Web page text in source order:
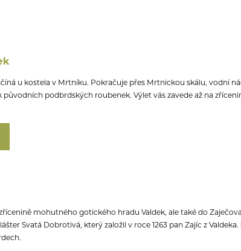
u kostela v Mrtníku. Pokračuje přes Mrtnickou skálu, vodní
podbrdských roubenek. Výlet vás zavede až na
mohutného gotického hradu Valdek, ale také do
Svatá Dobrotivá, který založil v roce 1263 pan Zajíc z